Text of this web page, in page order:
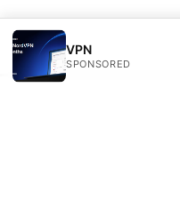
VPN
SPONSORED